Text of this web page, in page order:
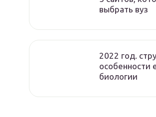
выбрать вуз
2022 год.
особенности
биологии